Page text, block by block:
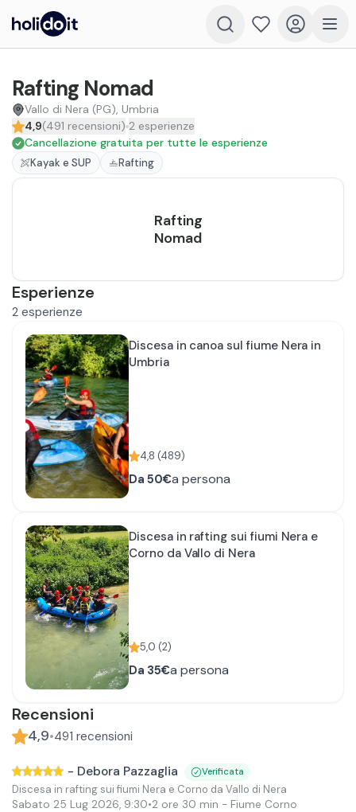
Rafting Nomad
Vallo di Nera (PG), Umbria
4,9(491 recensioni) 2 esperienze
Cancellazione gratuita per tutte le esperienze
Kayak e SUP Rafting
Esperienze
2 esperienze
Discesa in canoa sul fiume Nera in
Umbria
4,8 (489)
Da 50€a persona
Discesa in rafting sui fiumi Nera e
Corno da Vallo di Nera
5,0 (2)
Da 35€a persona
Recensioni
4,9•491 recensioni
- Debora Pazzaglia Verificata
Discesa in rafting sui fiumi Nera e Corno da Vallo di Nera
Sabato 25 Lug 2026, 9:30•2 ore 30 min - Fiume Corno
Rafting
Nomad